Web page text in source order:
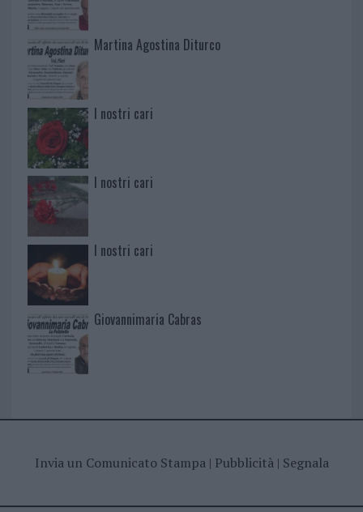
Martina Agostina Diturco
I nostri cari
I nostri cari
I nostri cari
Giovannimaria Cabras
Invia un Comunicato Stampa| Pubblicità| Segnala